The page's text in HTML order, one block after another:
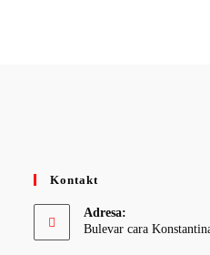
Kontakt
Adresa:
Bulevar cara